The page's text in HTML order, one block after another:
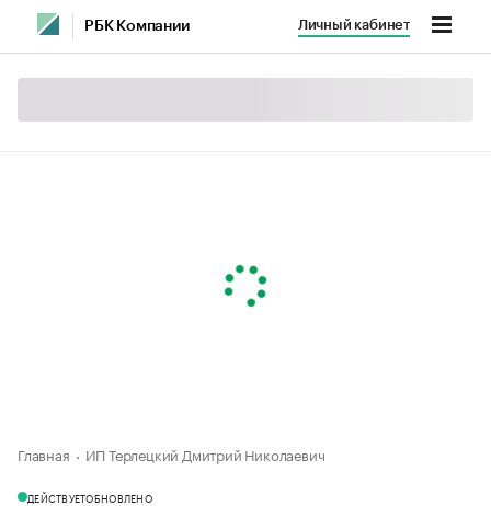
РБК Компании Личный кабинет
Главная ИП Терлецкий Дмитрий Николаевич
ДЕЙСТВУЕТОБНОВЛЕНО